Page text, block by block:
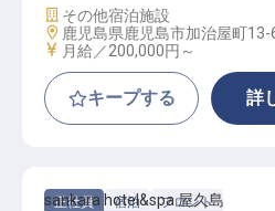
施設業態
その他宿泊施設
勤務地
鹿児島県鹿児島市加治屋町13-
給与
月給／200,000円～
キープする 詳
正社員 宿泊 フロント
sankara hotel&spa 屋久島